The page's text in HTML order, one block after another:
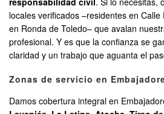
locales verificados –residentes en
en Ronda de Toledo– que avalan
profesional. Y es que la confianza se
claridad y un trabajo que aguanta el
Zonas de servicio en
Damos cobertura integral en